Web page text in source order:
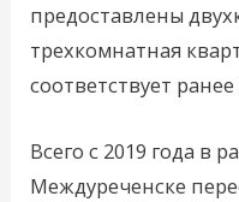
предоставлены
трехкомнатная
соответствует
Всего с 2019 года в
Междуреченске